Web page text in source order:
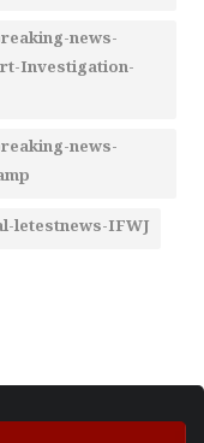
news-
Investigation-
news-
letestnews-IFWJ